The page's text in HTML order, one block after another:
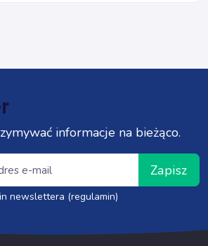
informacje na bieżąco.
Zapisz
newslettera (regulamin)